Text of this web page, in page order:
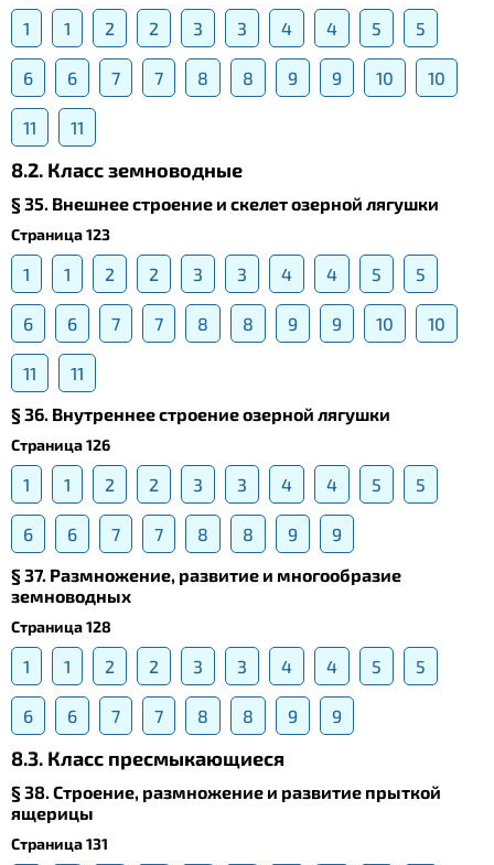
1 1 2 2 3 3 4 4 5 5
6 6 7 7 8 8 9 9 10 10
11 11
8.2. Класс земноводные
§ 35. Внешнее строение и скелет озерной лягушки
Страница 123
1 1 2 2 3 3 4 4 5 5
6 6 7 7 8 8 9 9 10 10
11
11
§ 36. Внутреннее строение озерной лягушки
Страница 126
1 1 2 2 3 3 4 4 5 5
6 6 7 7 8 8 9
9
§ 37. Размножение, развитие и многообразие
земноводных
Страница 128
1 1 2 2 3 3 4 4 5 5
6 6 7 7 8 8 9 9
8.3. Класс пресмыкающиеся
§ 38. Строение, размножение и развитие прыткой
ящерицы
Страница 131